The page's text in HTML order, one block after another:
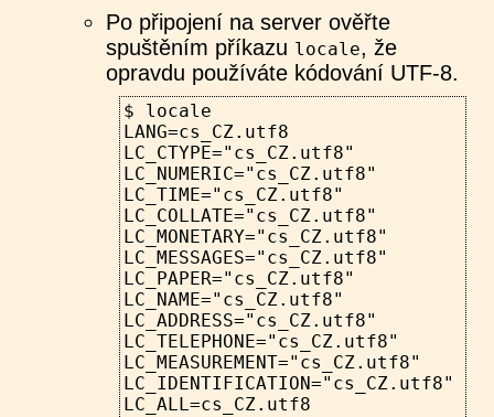
Po připojení na server ověřte
spuštěním příkazu locale, že
opravdu používáte kódování UTF-8.
$ locale
LANG=cs_CZ.utf8
LC_CTYPE="cs_CZ.utf8"
LC_NUMERIC="cs_CZ.utf8"
LC_TIME="cs_CZ.utf8"
LC_COLLATE="cs_CZ.utf8"
LC_MONETARY="cs_CZ.utf8"
LC_MESSAGES="cs_CZ.utf8"
LC_PAPER="cs_CZ.utf8"
LC_NAME="cs_CZ.utf8"
LC_ADDRESS="cs_CZ.utf8"
LC_TELEPHONE="cs_CZ.utf8"
LC_MEASUREMENT="cs_CZ.utf8"
LC_IDENTIFICATION="cs_CZ.utf8"
LC_ALL=cs_CZ.utf8